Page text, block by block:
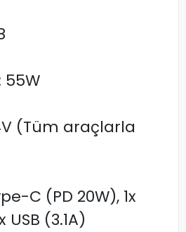
55W
(Tüm araçlarla
C (PD 20W), 1x
USB (3.1A)